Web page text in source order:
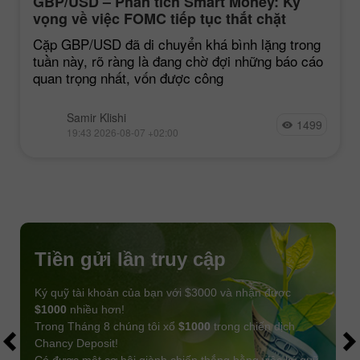
vọng về việc FOMC tiếp tục thắt chặt
chính sách vẫn ở mức thấp
Cặp GBP/USD đã di chuyển khá bình lặng trong
tuần này, rõ ràng là đang chờ đợi những báo cáo
quan trọng nhất, vốn được công
Samir Klishi
19:43 2026-08-07 +02:00 1499
Tiền gửi lần truy cập
Ký quỹ tài khoản của bạn với $3000 và nhận được
$1000 nhiều hơn!
Trong Tháng 8 chúng tôi xổ $1000 trong chiến dịch
Chancy Deposit!